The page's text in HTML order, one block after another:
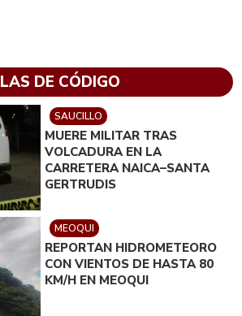
LAS DE CÓDIGO
SAUCILLO
MUERE MILITAR TRAS
VOLCADURA EN LA
CARRETERA NAICA–SANTA
GERTRUDIS
MEOQUI
REPORTAN HIDROMETEORO
CON VIENTOS DE HASTA 80
KM/H EN MEOQUI